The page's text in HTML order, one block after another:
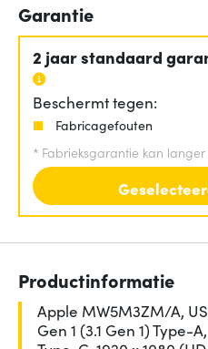
Garantie
2 jaar standaard
Beschermt tegen:
Fabricagefouten
* Fabrieksgarantie kan
Productinformatie
Apple MW5M3ZM/A,
Gen 1 (3.1 Gen 1) Type-